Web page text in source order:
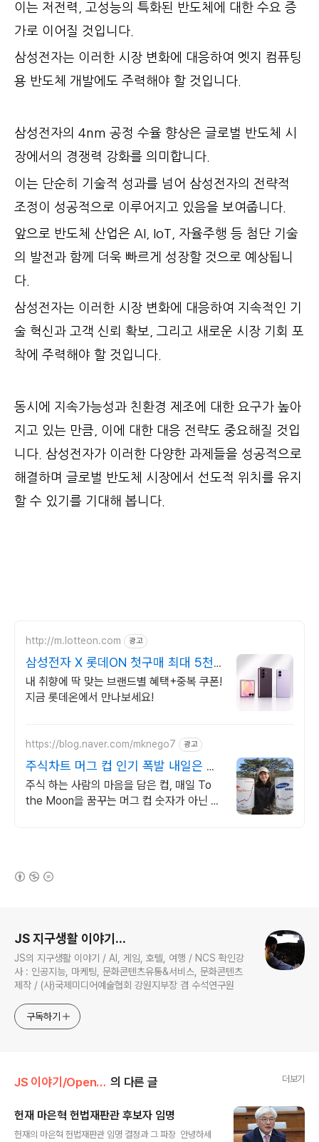
이는 저전력, 고성능의 특화된 반도체에 대한 수요 증
가로 이어질 것입니다.
삼성전자는 이러한 시장 변화에 대응하여 엣지 컴퓨팅
용 반도체 개발에도 주력해야 할 것입니다.
삼성전자의 4nm 공정 수율 향상은 글로벌 반도체 시
장에서의 경쟁력 강화를 의미합니다.
이는 단순히 기술적 성과를 넘어 삼성전자의 전략적
조정이 성공적으로 이루어지고 있음을 보여줍니다.
앞으로 반도체 산업은 AI, IoT, 자율주행 등 첨단 기술
의 발전과 함께 더욱 빠르게 성장할 것으로 예상됩니
다.
삼성전자는 이러한 시장 변화에 대응하여 지속적인 기
술 혁신과 고객 신뢰 확보, 그리고 새로운 시장 기회 포
착에 주력해야 할 것입니다.
동시에 지속가능성과 친환경 제조에 대한 요구가 높아
지고 있는 만큼, 이에 대한 대응 전략도 중요해질 것입
니다. 삼성전자가 이러한 다양한 과제들을 성공적으로
해결하며 글로벌 반도체 시장에서 선도적 위치를 유지
할 수 있기를 기대해 봅니다.
http://m.lotteon.com 광고
삼성전자 X 롯데ON 첫구매 최대 5천
원 혜택!
내 취향에 딱 맞는 브랜드별 혜택+중복 쿠폰!
지금 롯데온에서 만나보세요!
https://blog.naver.com/mknego7 광고
주식차트 머그 컵 인기 폭발 내일은 오
늘보다 조금더 높이
주식 하는 사람의 마음을 담은 컵, 매일 To
the Moon을 꿈꾸는 머그 컵 숫자가 아닌 꿈
JS 지구생활 이야기...
JS의 지구생활 이야기 / AI, 게임, 호텔, 여행 / NCS 확인강
사 : 인공지능, 마케팅, 문화콘텐츠유통&서비스, 문화콘텐츠
제작 / (사)국제미디어예술협회 강원지부장 겸 수석연구원
구독하기
JS 이야기/Open AI 의 다른 글 더보기
헌재 마은혁 헌법재판관 후보자 임명
헌재의 마은혁 헌법재판관 임명 결정과 그 파장 안녕하세